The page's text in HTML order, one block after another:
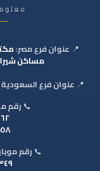
📍 عنوان فرع مصر:
مساكن
📍 عنوان فرع السعودية
📞 رقم
📞 رقم